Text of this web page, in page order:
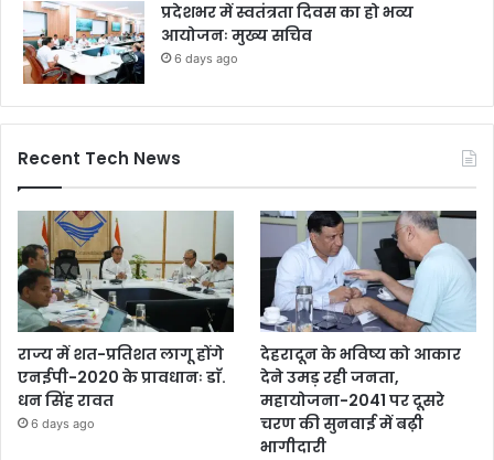
प्रदेशभर में स्वतंत्रता दिवस का हो भव्य
आयोजनः मुख्य सचिव
6 days ago
Recent Tech News
राज्य में शत-प्रतिशत लागू होंगे
एनईपी-2020 के प्रावधानः डाॅ.
धन सिंह रावत
6 days ago
देहरादून के भविष्य को आकार
देने उमड़ रही जनता,
महायोजना-2041 पर दूसरे
चरण की सुनवाई में बढ़ी
भागीदारी